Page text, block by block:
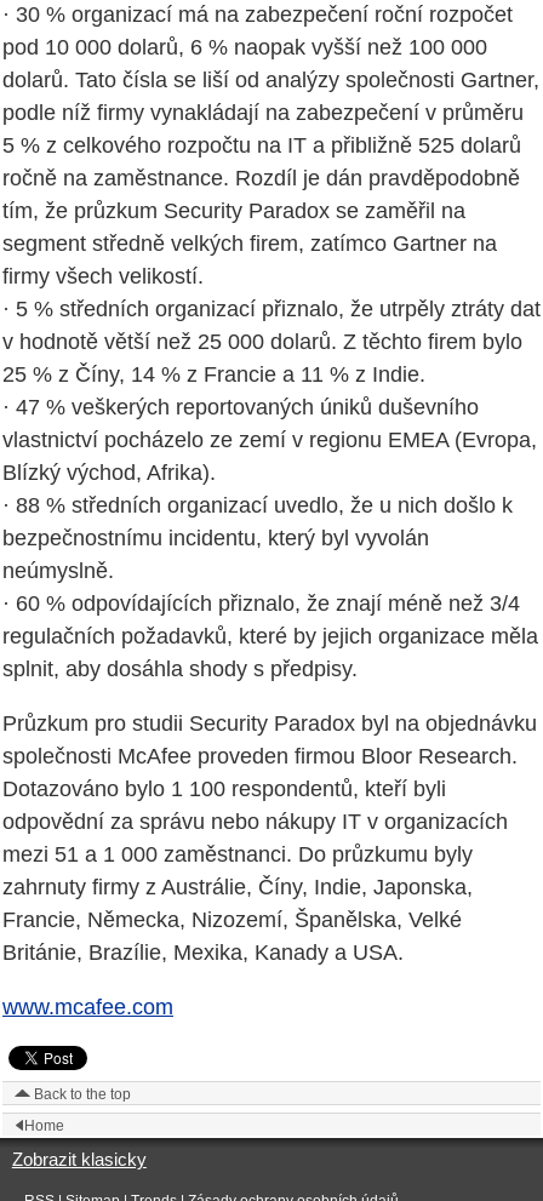
· 30 % organizací má na zabezpečení roční rozpočet
pod 10 000 dolarů, 6 % naopak vyšší než 100 000
dolarů. Tato čísla se liší od analýzy společnosti Gartner,
podle níž firmy vynakládají na zabezpečení v průměru
5 % z celkového rozpočtu na IT a přibližně 525 dolarů
ročně na zaměstnance. Rozdíl je dán pravděpodobně
tím, že průzkum Security Paradox se zaměřil na
segment středně velkých firem, zatímco Gartner na
firmy všech velikostí.
· 5 % středních organizací přiznalo, že utrpěly ztráty dat
v hodnotě větší než 25 000 dolarů. Z těchto firem bylo
25 % z Číny, 14 % z Francie a 11 % z Indie.
· 47 % veškerých reportovaných úniků duševního
vlastnictví pocházelo ze zemí v regionu EMEA (Evropa,
Blízký východ, Afrika).
· 88 % středních organizací uvedlo, že u nich došlo k
bezpečnostnímu incidentu, který byl vyvolán
neúmyslně.
· 60 % odpovídajících přiznalo, že znají méně než 3/4
regulačních požadavků, které by jejich organizace měla
splnit, aby dosáhla shody s předpisy.
Průzkum pro studii Security Paradox byl na objednávku
společnosti McAfee proveden firmou Bloor Research.
Dotazováno bylo 1 100 respondentů, kteří byli
odpovědní za správu nebo nákupy IT v organizacích
mezi 51 a 1 000 zaměstnanci. Do průzkumu byly
zahrnuty firmy z Austrálie, Číny, Indie, Japonska,
Francie, Německa, Nizozemí, Španělska, Velké
Británie, Brazílie, Mexika, Kanady a USA.
www.mcafee.com
Back to the top
Home
Zobrazit klasicky